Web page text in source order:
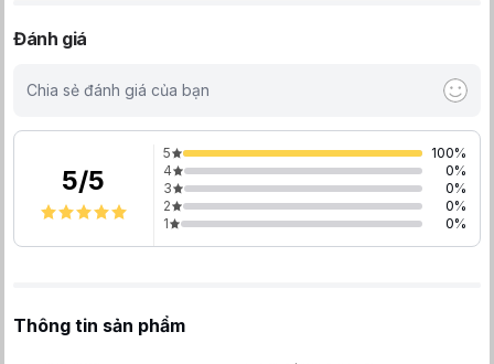
Đánh giá
Chia sẻ đánh giá của bạn
5/5
5 100%
4
0%
3
0%
2
0%
1
0%
Thông tin sản phẩm